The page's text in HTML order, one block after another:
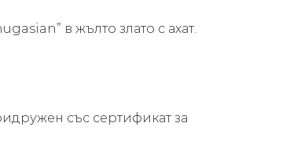
в жълто злато с ахат.
със сертификат за